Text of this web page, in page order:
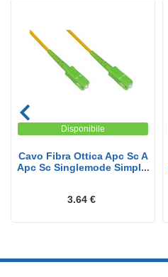
Disponibile
Cavo Fibra Ottica Apc Sc A
Apc Sc Singlemode Simpl...
3.64 €